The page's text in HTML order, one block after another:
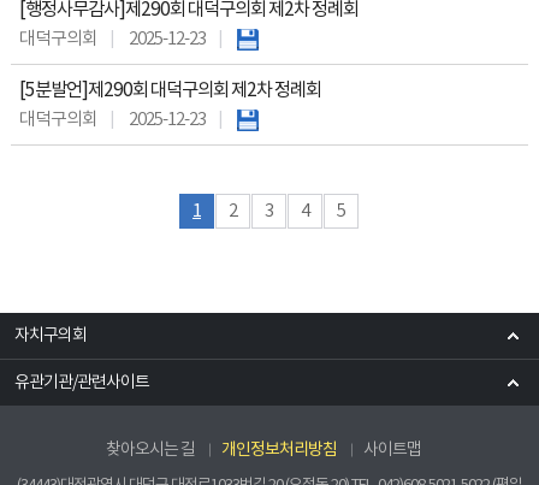
[행정사무감사]제290회 대덕구의회 제2차 정례회
대덕구의회
2025-12-23
[5분발언]제290회 대덕구의회 제2차 정례회
대덕구의회
2025-12-23
1 2 3 4 5
자치구의회
유관기관/관련사이트
찾아오시는 길 개인정보처리방침 사이트맵